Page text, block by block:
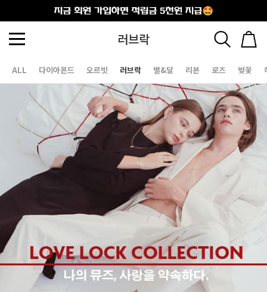
출석체크
러브락
ALL 다이아몬드 오르빗 러브락 별&달 리본 로즈 벚꽃